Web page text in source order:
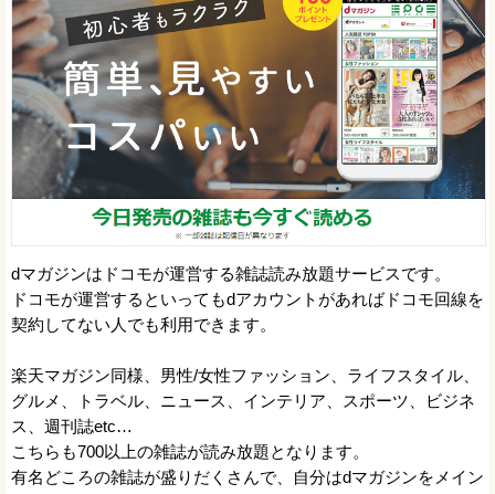
dマガジンはドコモが運営する雑誌読み放題サービスです。
ドコモが運営するといってもdアカウントがあればドコモ回線を
契約してない人でも利用できます。
楽天マガジン同様、男性/女性ファッション、ライフスタイル、
グルメ、トラベル、ニュース、インテリア、スポーツ、ビジネ
ス、週刊誌etc…
こちらも700以上の雑誌が読み放題となります。
有名どころの雑誌が盛りだくさんで、自分はdマガジンをメイン